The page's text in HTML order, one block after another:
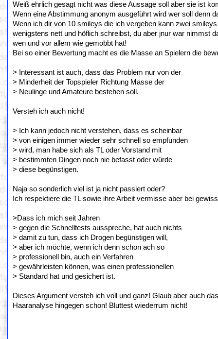
Weiß ehrlich gesagt nicht was diese Aussage soll aber sie ist
Wenn eine Abstimmung anonym ausgeführt wird wer soll denn
Wenn ich dir von 10 smileys die ich vergeben kann zwei
wenigstens nett und höflich schreibst, du aber jnur war nimmst
wen und vor allem wie gemobbt hat!
Bei so einer Bewertung macht es die Masse an Spielern die
> Interessant ist auch, dass das Problem nur von der
> Minderheit der Topspieler Richtung Masse der
> Neulinge und Amateure bestehen soll.
Versteh ich auch nicht!
> Ich kann jedoch nicht verstehen, dass es scheinbar
> von einigen immer wieder sehr schnell so empfunden
> wird, man habe sich als TL oder Vorstand mit
> bestimmten Dingen noch nie befasst oder würde
> diese begünstigen.
Naja so sonderlich viel ist ja nicht passiert oder?
Ich respektiere die TL sowie ihre Arbeit vermisse aber bei
>Dass ich mich seit Jahren
> gegen die Schnelltests ausspreche, hat auch nichts
> damit zu tun, dass ich Drogen begünstigen will,
> aber ich möchte, wenn ich denn schon ach so
> professionell bin, auch ein Verfahren
> gewährleisten können, was einen professionellen
> Standard hat und gesichert ist.
Dieses Argument versteh ich voll und ganz! Glaub aber auch
Haaranalyse hingegen schon! Bluttest wiederrum nicht!